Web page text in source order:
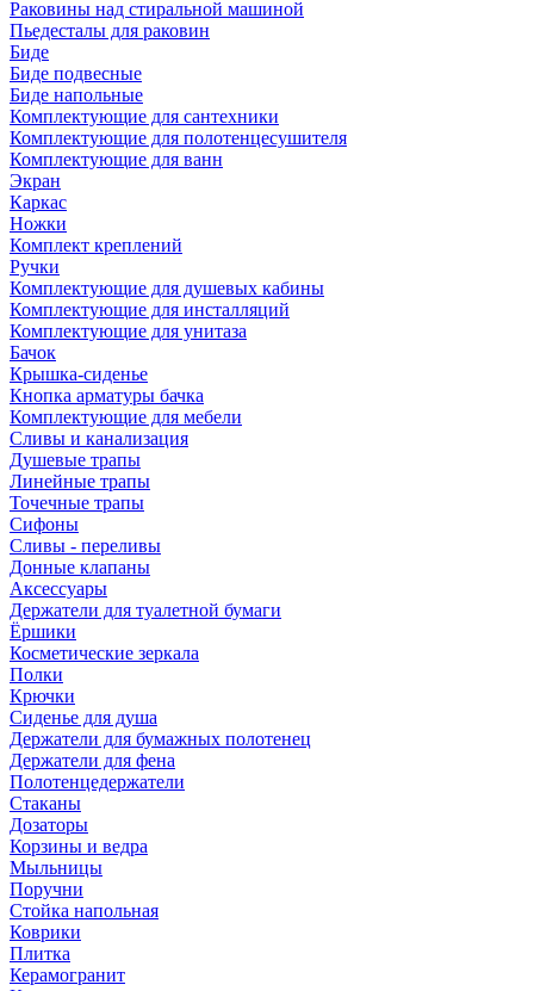
Раковины над стиральной машиной
Пьедесталы для раковин
Биде
Биде подвесные
Биде напольные
Комплектующие для сантехники
Комплектующие для полотенцесушителя
Комплектующие для ванн
Экран
Каркас
Ножки
Комплект креплений
Ручки
Комплектующие для душевых кабины
Комплектующие для инсталляций
Комплектующие для унитаза
Бачок
Крышка-сиденье
Кнопка арматуры бачка
Комплектующие для мебели
Сливы и канализация
Душевые трапы
Линейные трапы
Точечные трапы
Сифоны
Сливы - переливы
Донные клапаны
Аксессуары
Держатели для туалетной бумаги
Ёршики
Косметические зеркала
Полки
Крючки
Сиденье для душа
Держатели для бумажных полотенец
Держатели для фена
Полотенцедержатели
Стаканы
Дозаторы
Корзины и ведра
Мыльницы
Поручни
Стойка напольная
Коврики
Плитка
Керамогранит